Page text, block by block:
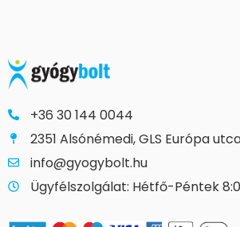
+36 30 144 0044
2351 Alsónémedi, GLS Európa
info@gyogybolt.hu
Ügyfélszolgálat: Hétfő-Péntek